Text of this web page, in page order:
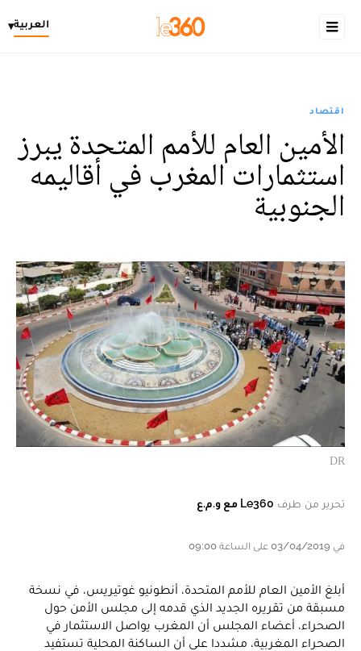
العربية▾
اقتصاد
الأمين العام للأمم المتحدة يبرز
استثمارات المغرب في أقاليمه
الجنوبية
DR
تحرير من طرف Le360 مع و.م.ع
في 03/04/2019 على الساعة 09:00
أبلغ الأمين العام للأمم المتحدة، أنطونيو غوتيريس، في نسخة
مسبقة من تقريره الجديد الذي قدمه إلى مجلس الأمن حول
الصحراء، أعضاء المجلس أن المغرب يواصل الاستثمار في
الصحراء المغربية، مشددا على أن الساكنة المحلية تستفيد